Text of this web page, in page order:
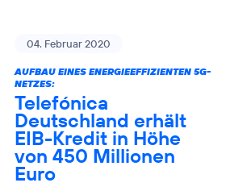
04. Februar 2020
AUFBAU EINES ENERGIEEFFIZIENTEN 5G-
NETZES:
Telefónica
Deutschland erhält
EIB-Kredit in Höhe
von 450 Millionen
Euro